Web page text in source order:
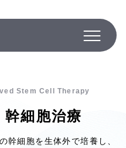
Column
News
Stem Cell Therapy
幹細胞治療
幹細胞を生体外で培養し、